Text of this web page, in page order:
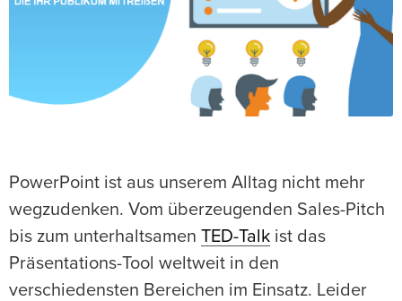
PowerPoint ist aus unserem Alltag nicht mehr
wegzudenken. Vom überzeugenden Sales-Pitch
bis zum unterhaltsamen TED-Talk ist das
Präsentations-Tool weltweit in den
verschiedensten Bereichen im Einsatz. Leider